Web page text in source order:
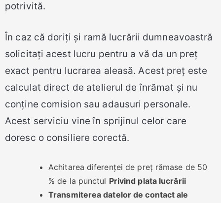
potrivită.
În caz că doriți și ramă lucrării dumneavoastră
solicitați acest lucru pentru a vă da un preț
exact pentru lucrarea aleasă. Acest preț este
calculat direct de atelierul de înrămat și nu
conține comision sau adausuri personale.
Acest serviciu vine în sprijinul celor care
doresc o consiliere corectă.
Achitarea diferenței de preț rămase de 50
% de la punctul Privind plata lucrării
Transmiterea datelor de contact ale